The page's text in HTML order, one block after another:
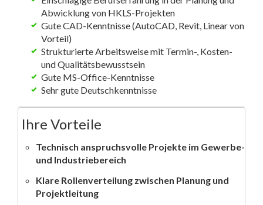
Abwicklung von HKLS-Projekten
Gute CAD-Kenntnisse (AutoCAD, Revit, Linear von
Vorteil)
Strukturierte Arbeitsweise mit Termin-, Kosten-
und Qualitätsbewusstsein
Gute MS-Office-Kenntnisse
Sehr gute Deutschkenntnisse
Ihre Vorteile
Technisch anspruchsvolle Projekte im Gewerbe-
und Industriebereich
Klare Rollenverteilung zwischen Planung und
Projektleitung